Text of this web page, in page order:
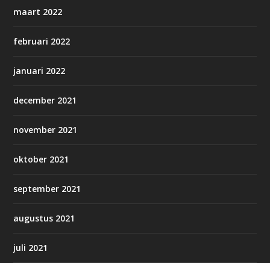
maart 2022
februari 2022
januari 2022
december 2021
november 2021
oktober 2021
september 2021
augustus 2021
juli 2021